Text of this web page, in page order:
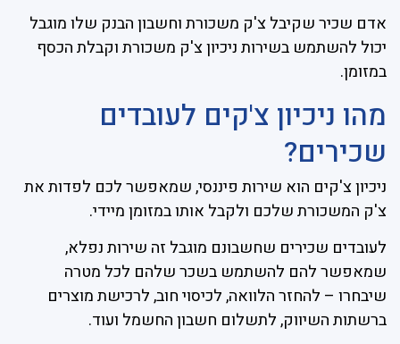
אדם שכיר שקיבל צ'ק משכורת וחשבון הבנק שלו מוגבל
יכול להשתמש בשירות ניכיון צ'ק משכורת וקבלת הכסף
במזומן.
מהו ניכיון צ'קים לעובדים
שכירים?
ניכיון צ'קים הוא שירות פיננסי, שמאפשר לכם לפדות את
צ'ק המשכורת שלכם ולקבל אותו במזומן מיידי.
לעובדים שכירים שחשבונם מוגבל זה שירות נפלא,
שמאפשר להם להשתמש בשכר שלהם לכל מטרה
שיבחרו – להחזר הלוואה, לכיסוי חוב, לרכישת מוצרים
ברשתות השיווק, לתשלום חשבון החשמל ועוד.